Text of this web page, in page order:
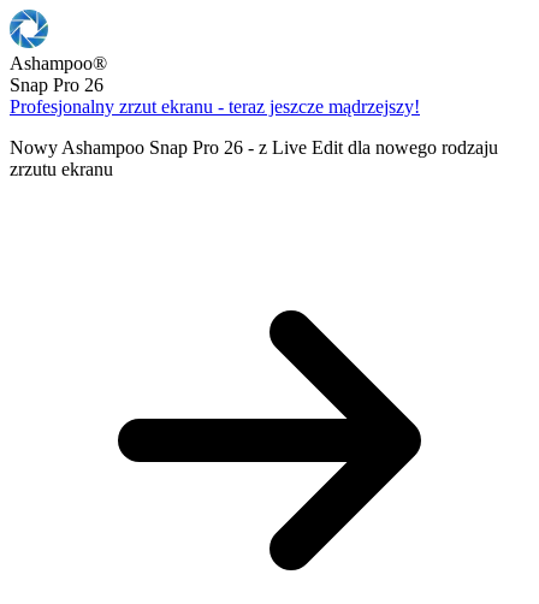
Ashampoo®
Snap Pro 26
Profesjonalny zrzut ekranu - teraz jeszcze mądrzejszy!
Nowy Ashampoo Snap Pro 26 - z Live Edit dla nowego rodzaju
zrzutu ekranu